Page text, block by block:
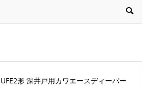
UFE2形 深井戸用カワエースディーパー